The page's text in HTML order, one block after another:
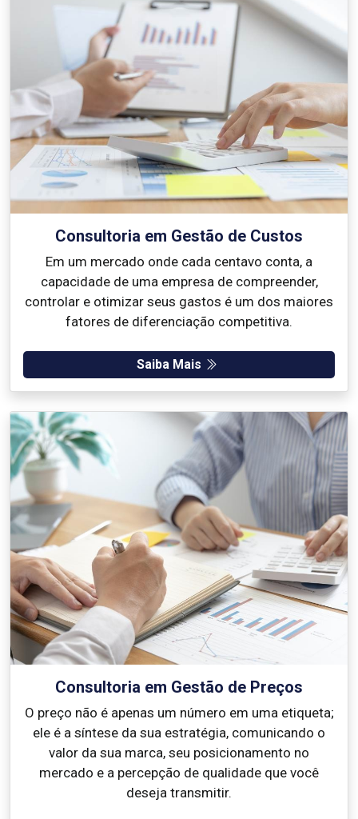
Consultoria em Gestão de Custos
Em um mercado onde cada centavo conta, a
capacidade de uma empresa de compreender,
controlar e otimizar seus gastos é um dos maiores
fatores de diferenciação competitiva.
Saiba Mais
Consultoria em Gestão de Preços
O preço não é apenas um número em uma etiqueta;
ele é a síntese da sua estratégia, comunicando o
valor da sua marca, seu posicionamento no
mercado e a percepção de qualidade que você
deseja transmitir.